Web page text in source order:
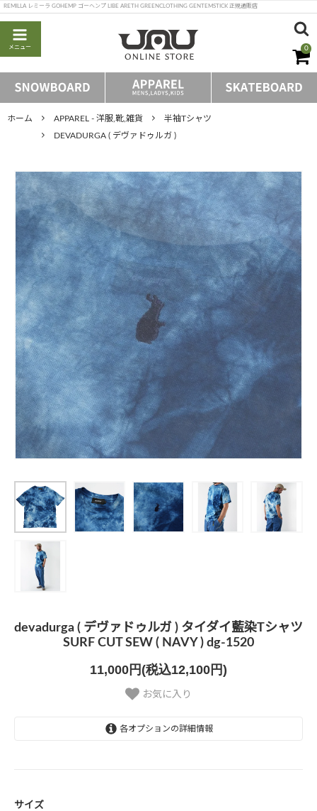
REMILLA レミーラ GOHEMP ゴーヘンプ LIBE ARETH GREENCLOTHING GENTEMSTICK 正規通販店
メニュー 0
ホーム APPAREL - 洋服,靴,雑貨 半袖Tシャツ
DEVADURGA ( デヴァドゥルガ )
devadurga ( デヴァドゥルガ ) タイダイ藍染Tシャツ
SURF CUT SEW ( NAVY ) dg-1520
11,000円(税込12,100円)
お気に入り
各オプションの詳細情報
サイズ